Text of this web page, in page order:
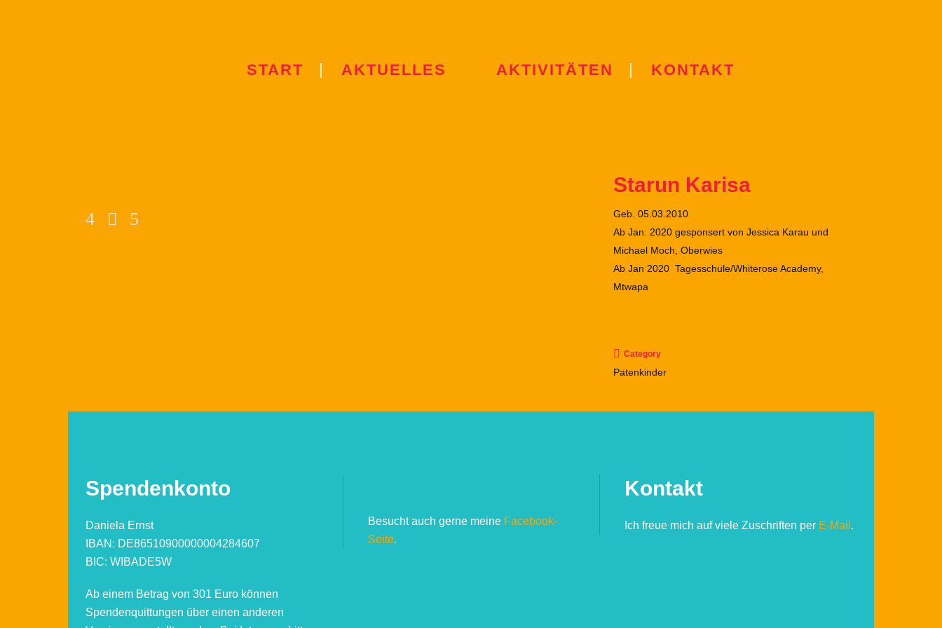
START AKTUELLES AKTIVITÄTEN KONTAKT
Starun Karisa
Geb. 05.03.2010
Ab Jan. 2020 gesponsert von Jessica Karau und
Michael Moch, Oberwies
Ab Jan 2020 Tagesschule/Whiterose Academy,
Mtwapa
Category
Patenkinder
Spendenkonto
Daniela Ernst
IBAN: DE86510900000004284607
BIC: WIBADE5W
Ab einem Betrag von 301 Euro können
Spendenquittungen über einen anderen
Besucht auch gerne meine Facebook-
Seite.
Kontakt
Ich freue mich auf viele Zuschriften per E-Mail .